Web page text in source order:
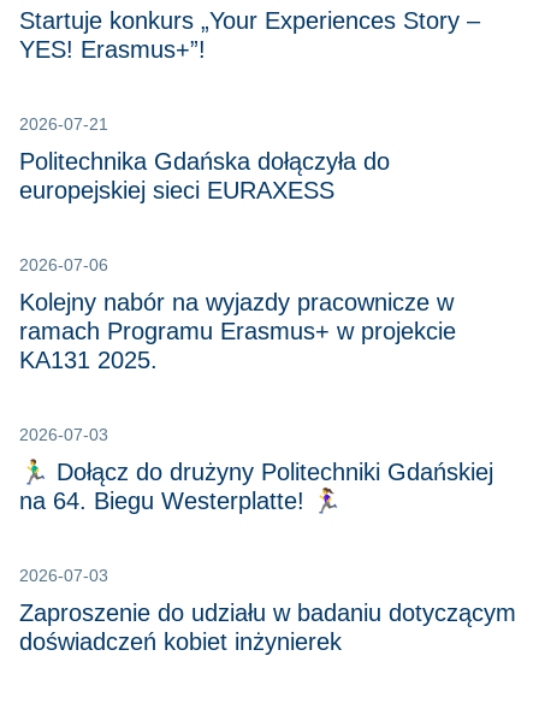
Startuje konkurs „Your Experiences Story –
YES! Erasmus+”!
2026-07-21
Politechnika Gdańska dołączyła do
europejskiej sieci EURAXESS
2026-07-06
Kolejny nabór na wyjazdy pracownicze w
ramach Programu Erasmus+ w projekcie
KA131 2025.
2026-07-03
🏃‍♂️ Dołącz do drużyny Politechniki Gdańskiej
na 64. Biegu Westerplatte! 🏃‍♀️
2026-07-03
Zaproszenie do udziału w badaniu dotyczącym
doświadczeń kobiet inżynierek